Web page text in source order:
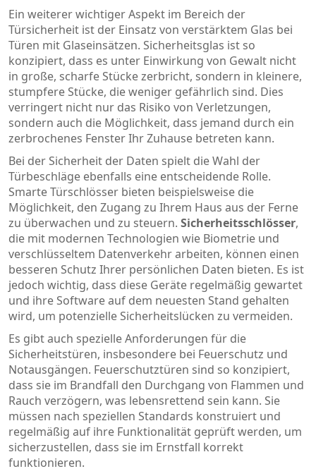
Ein weiterer wichtiger Aspekt im Bereich der
Türsicherheit ist der Einsatz von verstärktem Glas bei
Türen mit Glaseinsätzen. Sicherheitsglas ist so
konzipiert, dass es unter Einwirkung von Gewalt nicht
in große, scharfe Stücke zerbricht, sondern in kleinere,
stumpfere Stücke, die weniger gefährlich sind. Dies
verringert nicht nur das Risiko von Verletzungen,
sondern auch die Möglichkeit, dass jemand durch ein
zerbrochenes Fenster Ihr Zuhause betreten kann.
Bei der Sicherheit der Daten spielt die Wahl der
Türbeschläge ebenfalls eine entscheidende Rolle.
Smarte Türschlösser bieten beispielsweise die
Möglichkeit, den Zugang zu Ihrem Haus aus der Ferne
zu überwachen und zu steuern. Sicherheitsschlösser,
die mit modernen Technologien wie Biometrie und
verschlüsseltem Datenverkehr arbeiten, können einen
besseren Schutz Ihrer persönlichen Daten bieten. Es ist
jedoch wichtig, dass diese Geräte regelmäßig gewartet
und ihre Software auf dem neuesten Stand gehalten
wird, um potenzielle Sicherheitslücken zu vermeiden.
Es gibt auch spezielle Anforderungen für die
Sicherheitstüren, insbesondere bei Feuerschutz und
Notausgängen. Feuerschutztüren sind so konzipiert,
dass sie im Brandfall den Durchgang von Flammen und
Rauch verzögern, was lebensrettend sein kann. Sie
müssen nach speziellen Standards konstruiert und
regelmäßig auf ihre Funktionalität geprüft werden, um
sicherzustellen, dass sie im Ernstfall korrekt
funktionieren.